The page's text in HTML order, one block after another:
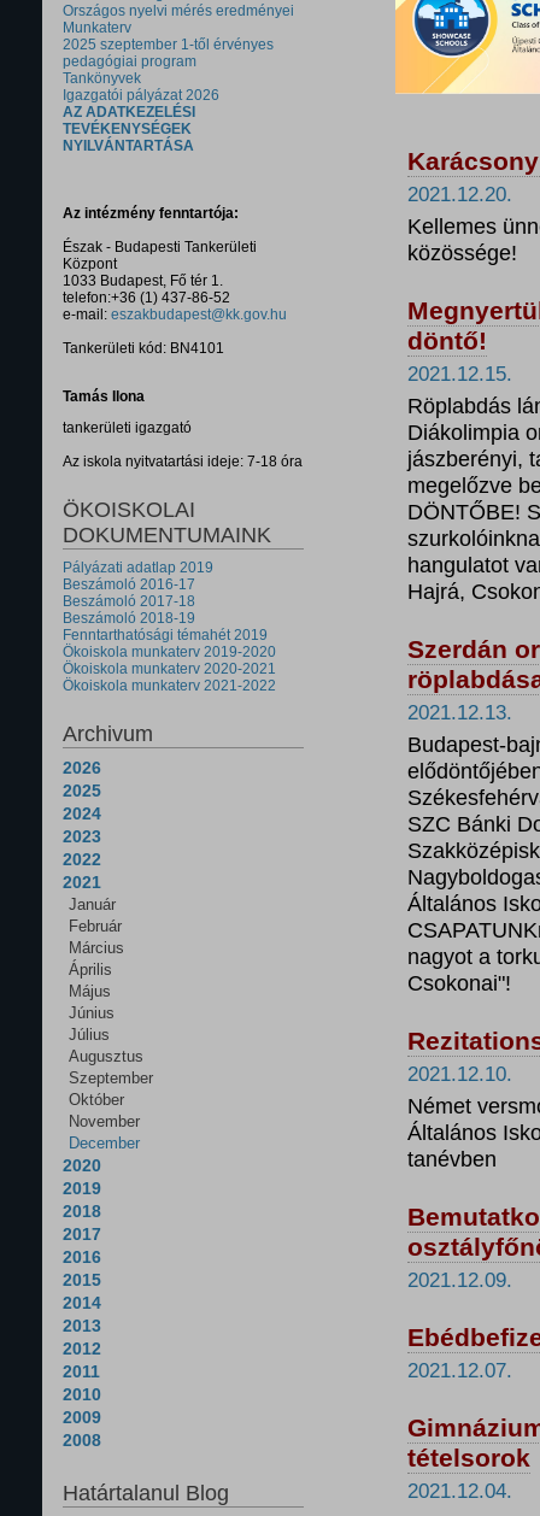
Országos nyelvi mérés eredményei
Munkaterv
2025 szeptember 1-től érvényes
pedagógiai program
Tankönyvek
Igazgatói pályázat 2026
AZ ADATKEZELÉSI
TEVÉKENYSÉGEK
NYILVÁNTARTÁSA
Az intézmény fenntartója:
Észak - Budapesti Tankerületi
Központ
1033 Budapest, Fő tér 1.
telefon:+36 (1) 437-86-52
e-mail: eszakbudapest@kk.gov.hu
Tankerületi kód: BN4101
Tamás Ilona
tankerületi igazgató
Az iskola nyitvatartási ideje: 7-18 óra
ÖKOISKOLAI
DOKUMENTUMAINK
Pályázati adatlap 2019
Beszámoló 2016-17
Beszámoló 2017-18
Beszámoló 2018-19
Fenntarthatósági témahét 2019
Ökoiskola munkaterv 2019-2020
Ökoiskola munkaterv 2020-2021
Ökoiskola munkaterv 2021-2022
Archivum
2026
2025
2024
2023
2022
2021
Január
Február
Március
Április
Május
Június
Július
Augusztus
Szeptember
Október
November
December
2020
2019
2018
2017
2016
2015
2014
2013
2012
2011
2010
2009
2008
Határtalanul Blog
2021.12.20.
Kellemes
közössége!
döntő!
2021.12.15.
Röplabdás
Diákolimpia
jászberényi,
megelőzve
DÖNTŐBE!
hangulatot
Hajrá,
Szerdán
2021.12.13.
Budapest-
SZC Bánki
Általános
nagyot a
Csokonai"!
2021.12.10.
Német
Általános
tanévben
2021.12.09.
2021.12.07.
tételsorok
2021.12.04.